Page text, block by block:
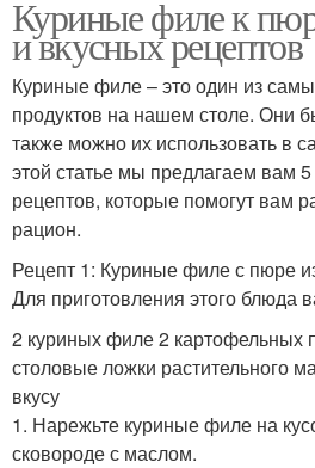
Куриные филе к
и вкусных рецептов
Куриные филе – это один из
продуктов на нашем столе. Они
также можно их использовать в
этой статье мы предлагаем вам
рецептов, которые помогут вам
рацион.
Рецепт 1: Куриные филе с пюре
Для приготовления этого блюда
2 куриных филе 2 картофельных
столовые ложки растительного
вкусу
1. Нарежьте куриные филе на
сковороде с маслом.